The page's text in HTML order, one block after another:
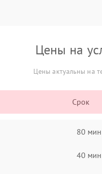
Цены на
Цены актуальны на
Срок
80 мин
40 мин